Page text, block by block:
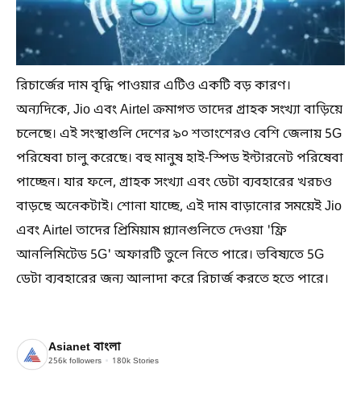
রিচার্জের দাম বৃদ্ধি পাওয়ার এটিও একটি বড় কারণ।
অন্যদিকে, Jio এবং Airtel ক্রমাগত তাদের গ্রাহক সংখ্যা বাড়িয়ে
চলেছে। এই সংস্থাগুলি দেশের ৯০ শতাংশেরও বেশি জেলায় 5G
পরিষেবা চালু করেছে। বহু মানুষ হাই-স্পিড ইন্টারনেট পরিষেবা
পাচ্ছেন। যার ফলে, গ্রাহক সংখ্যা এবং ডেটা ব্যবহারের খরচও
বাড়ছে অনেকটাই। শোনা যাচ্ছে, এই দাম বাড়ানোর সময়েই Jio
এবং Airtel তাদের প্রিমিয়াম প্ল্যানগুলিতে দেওয়া 'ফ্রি
আনলিমিটেড 5G' অফারটি তুলে নিতে পারে। ভবিষ্যতে 5G
ডেটা ব্যবহারের জন্য আলাদা করে রিচার্জ করতে হতে পারে।
Asianet বাংলা
256k followers 180k Stories